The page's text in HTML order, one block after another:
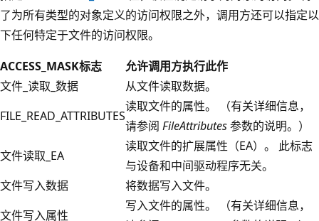
了为所有类型的对象定义的访问权限之外，调用方还可以指定以
下任何特定于文件的访问权限。
ACCESS_MASK标志
允许调用方执行此作
文件_读取_数据
从文件读取数据。
FILE_READ_ATTRIBUTES
读取文件的属性。 （有关详细信息，
请参阅 FileAttributes参数的说明。）
文件读取_EA
读取文件的扩展属性（EA）。 此标志
与设备和中间驱动程序无关。
文件写入数据
将数据写入文件。
文件写入属性
写入文件的属性。 （有关详细信息，